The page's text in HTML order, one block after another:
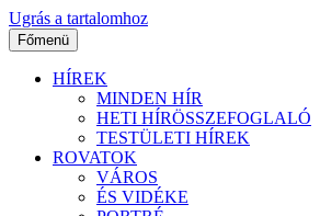
Ugrás a tartalomhoz
Főmenü
HÍREK
MINDEN HÍR
HETI HÍRÖSSZEFOGLALÓ
TESTÜLETI HÍREK
ROVATOK
VÁROS
ÉS VIDÉKE